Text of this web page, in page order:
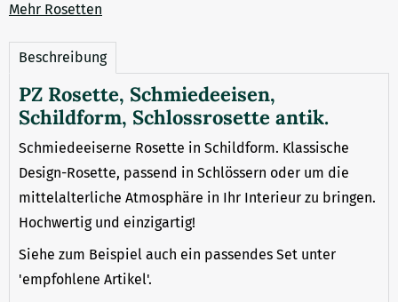
Mehr Rosetten
Beschreibung
PZ Rosette, Schmiedeeisen,
Schildform, Schlossrosette antik.
Schmiedeeiserne Rosette in Schildform. Klassische
Design-Rosette, passend in Schlössern oder um die
mittelalterliche Atmosphäre in Ihr Interieur zu bringen.
Hochwertig und einzigartig!
Siehe zum Beispiel auch ein passendes Set unter
'empfohlene Artikel'.